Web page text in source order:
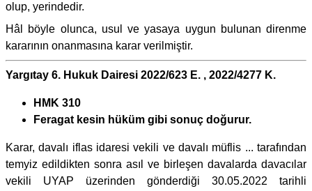
olup, yerindedir.
Hâl böyle olunca, usul ve yasaya uygun bulunan direnme
kararının onanmasına karar verilmiştir.
Yargıtay 6. Hukuk Dairesi 2022/623 E. , 2022/4277 K.
HMK 310
Feragat kesin hüküm gibi sonuç doğurur.
Karar, davalı iflas idaresi vekili ve davalı müflis ... tarafından
temyiz edildikten sonra asıl ve birleşen davalarda davacılar
vekili UYAP üzerinden gönderdiği 30.05.2022 tarihli